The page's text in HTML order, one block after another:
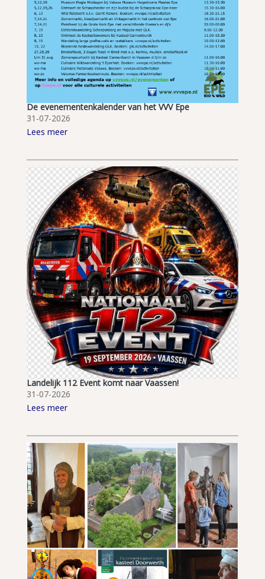
De evenementenkalender van het VVV Epe
31-07-2026
Lees meer
Landelijk 112 Event komt naar Vaassen!
31-07-2026
Lees meer